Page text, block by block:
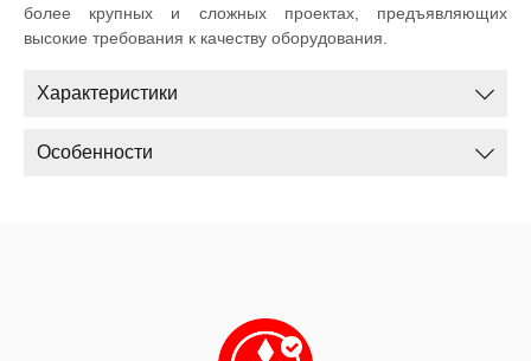
более крупных и сложных проектах, предъявляющих
высокие требования к качеству оборудования.
Характеристики
Особенности